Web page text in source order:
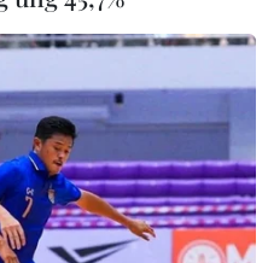
vào bản Na Ngân, nơi
gần hai tuần qua.